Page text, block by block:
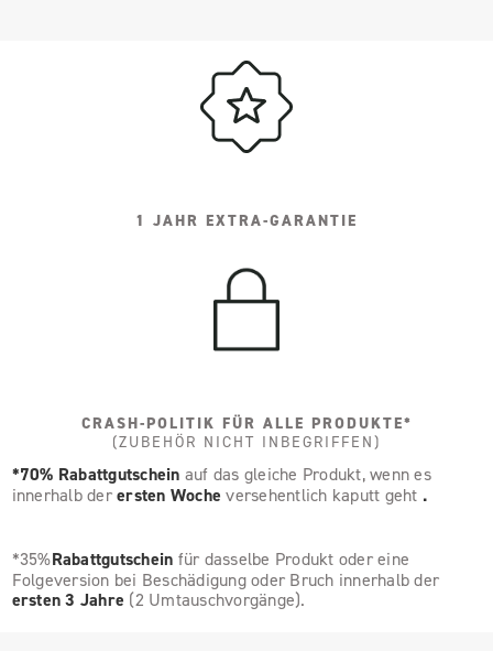
1 JAHR EXTRA-GARANTIE
CRASH-POLITIK FÜR ALLE PRODUKTE*
(ZUBEHÖR NICHT INBEGRIFFEN)
*70% Rabattgutschein auf das gleiche Produkt, wenn es
innerhalb der ersten Woche versehentlich kaputt geht .
*35%Rabattgutschein für dasselbe Produkt oder eine
Folgeversion bei Beschädigung oder Bruch innerhalb der
ersten 3 Jahre (2 Umtauschvorgänge).